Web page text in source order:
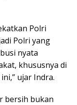
Polri
Polri yang
nyata
khususnya di
ujar Indra.
bersih bukan